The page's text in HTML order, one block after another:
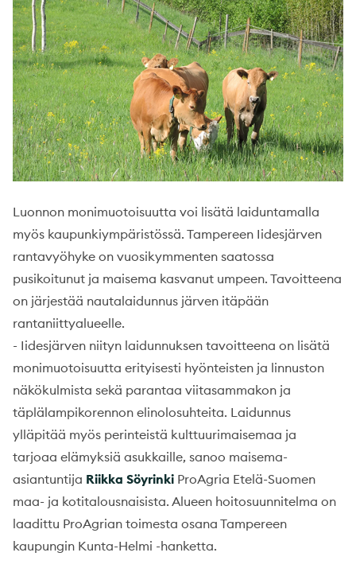
Luonnon monimuotoisuutta voi lisätä laiduntamalla
myös kaupunkiympäristössä. Tampereen Iidesjärven
rantavyöhyke on vuosikymmenten saatossa
pusikoitunut ja maisema kasvanut umpeen. Tavoitteena
on järjestää nautalaidunnus järven itäpään
rantaniittyalueelle.
- Iidesjärven niityn laidunnuksen tavoitteena on lisätä
monimuotoisuutta erityisesti hyönteisten ja linnuston
näkökulmista sekä parantaa viitasammakon ja
täplälampikorennon elinolosuhteita. Laidunnus
ylläpitää myös perinteistä kulttuurimaisemaa ja
tarjoaa elämyksiä asukkaille, sanoo maisema-
asiantuntija Riikka Söyrinki ProAgria Etelä-Suomen
maa- ja kotitalousnaisista. Alueen hoitosuunnitelma on
laadittu ProAgrian toimesta osana Tampereen
kaupungin Kunta-Helmi -hanketta.